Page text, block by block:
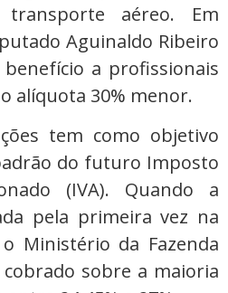
aéreo. Em
Aguinaldo Ribeiro
benefício a profissionais
alíquota 30% menor.
tem como objetivo
do futuro Imposto
(IVA). Quando a
pela primeira vez na
Ministério da Fazenda
sobre a maioria